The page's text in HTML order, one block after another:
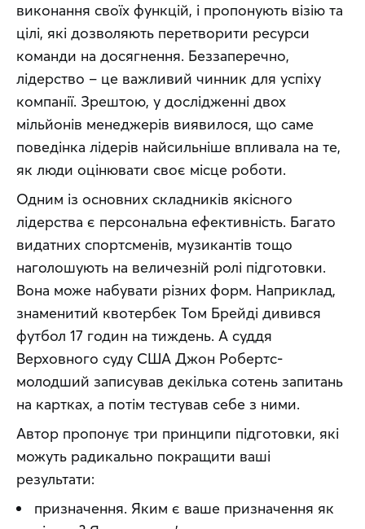
виконання своїх функцій, і пропонують візію та
цілі, які дозволяють перетворити ресурси
команди на досягнення. Беззаперечно,
лідерство – це важливий чинник для успіху
компанії. Зрештою, у дослідженні двох
мільйонів менеджерів виявилося, що саме
поведінка лідерів найсильніше впливала на те,
як люди оцінювати своє місце роботи.
Одним із основних складників якісного
лідерства є персональна ефективність. Багато
видатних спортсменів, музикантів тощо
наголошують на величезній ролі підготовки.
Вона може набувати різних форм. Наприклад,
знаменитий квотербек Том Брейді дивився
футбол 17 годин на тиждень. А суддя
Верховного суду США Джон Робертс-
молодший записував декілька сотень запитань
на картках, а потім тестував себе з ними.
Автор пропонує три принципи підготовки, які
можуть радикально покращити ваші
результати:
призначення. Яким є ваше призначення як